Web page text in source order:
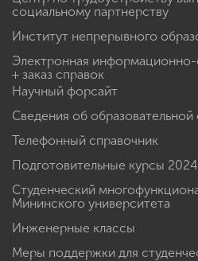
социальному партнерству
Институт непрерывного
Электронная информационно-
+ заказ справок
Научный форсайт
Сведения об образовательной
Телефонный справочник
Подготовительные курсы
Студенческий
Мининского университета
Инженерные классы
Меры поддержки для